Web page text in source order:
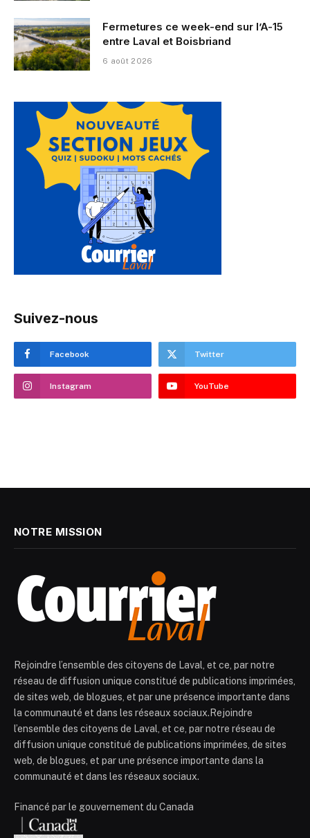
Fermetures ce week-end sur l’A-15
entre Laval et Boisbriand
6 août 2026
Suivez-nous
Facebook Twitter
Instagram YouTube
NOTRE MISSION
Rejoindre l’ensemble des citoyens de Laval, et ce, par notre
réseau de diffusion unique constitué de publications imprimées,
de sites web, de blogues, et par une présence importante dans
la communauté et dans les réseaux sociaux.Rejoindre
l’ensemble des citoyens de Laval, et ce, par notre réseau de
diffusion unique constitué de publications imprimées, de sites
web, de blogues, et par une présence importante dans la
communauté et dans les réseaux sociaux.
Financé par le gouvernement du Canada